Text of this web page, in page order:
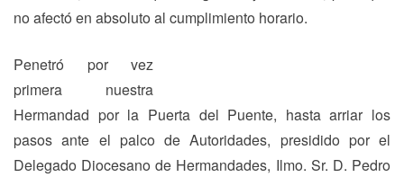
no afectó en absoluto al cumplimiento horario.
Penetró por vez
primera nuestra
Hermandad por la Puerta del Puente, hasta arriar los
pasos ante el palco de Autoridades, presidido por el
Delegado Diocesano de Hermandades, Ilmo. Sr. D. Pedro